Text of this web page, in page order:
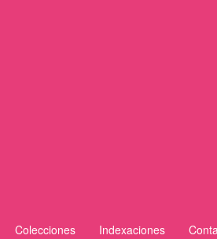
Colecciones Indexaciones